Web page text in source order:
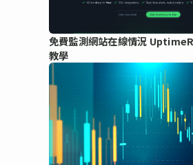
免費監測網站在線情況
教學